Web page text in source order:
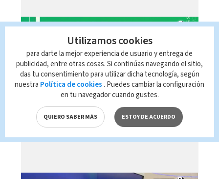
Telediario En Directo con Paula
Brenes, 07 de agosto 2026
Utilizamos cookies
para darte la mejor experiencia de usuario y entrega de
publicidad, entre otras cosas. Si continúas navegando el sitio,
das tu consentimiento para utilizar dicha tecnología, según
nuestra Política de cookies . Puedes cambiar la configuración
en tu navegador cuando gustes.
QUIERO SABER MÁS ESTOY DE ACUERDO